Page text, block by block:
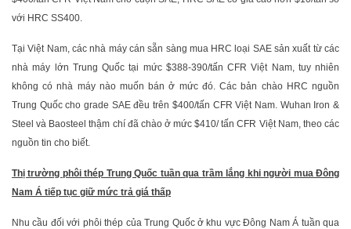
với HRC SS400.
Tại Việt Nam, các nhà máy cán sẵn sàng mua HRC loại SAE sản xuất từ các
nhà máy lớn Trung Quốc tại mức $388-390/tấn CFR Việt Nam, tuy nhiên
không có nhà máy nào muốn bán ở mức đó. Các bản chào HRC nguồn
Trung Quốc cho grade SAE đều trên $400/tấn CFR Việt Nam. Wuhan Iron &
Steel và Baosteel thậm chí đã chào ở mức $410/ tấn CFR Việt Nam, theo các
nguồn tin cho biết.
Thị trường phôi thép Trung Quốc tuần qua trầm lắng khi người mua Đông
Nam Á tiếp tục giữ mức trả giá thấp
Nhu cầu đối với phôi thép của Trung Quốc ở khu vực Đông Nam Á tuần qua